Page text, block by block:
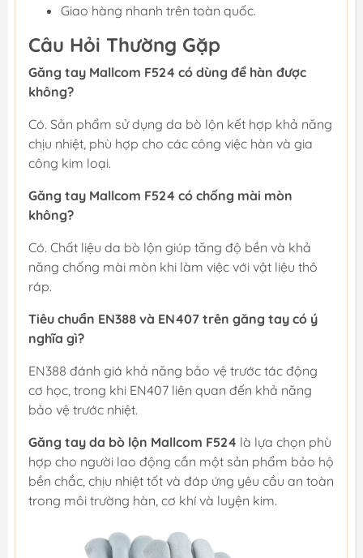
Giao hàng nhanh trên toàn quốc.
Câu Hỏi Thường Gặp
Găng tay Mallcom F524 có dùng để hàn được
không?
Có. Sản phẩm sử dụng da bò lộn kết hợp khả năng
chịu nhiệt, phù hợp cho các công việc hàn và gia
công kim loại.
Găng tay Mallcom F524 có chống mài mòn
không?
Có. Chất liệu da bò lộn giúp tăng độ bền và khả
năng chống mài mòn khi làm việc với vật liệu thô
ráp.
Tiêu chuẩn EN388 và EN407 trên găng tay có ý
nghĩa gì?
EN388 đánh giá khả năng bảo vệ trước tác động
cơ học, trong khi EN407 liên quan đến khả năng
bảo vệ trước nhiệt.
Găng tay da bò lộn Mallcom F524 là lựa chọn phù
hợp cho người lao động cần một sản phẩm bảo hộ
bền chắc, chịu nhiệt tốt và đáp ứng yêu cầu an toàn
trong môi trường hàn, cơ khí và luyện kim.